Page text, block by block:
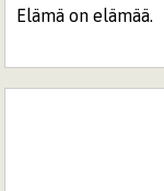
Elämä on elämää.